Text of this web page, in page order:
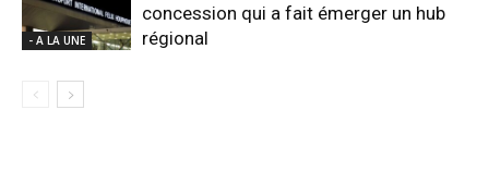
- A LA UNE
concession qui a fait émerger un hub
régional